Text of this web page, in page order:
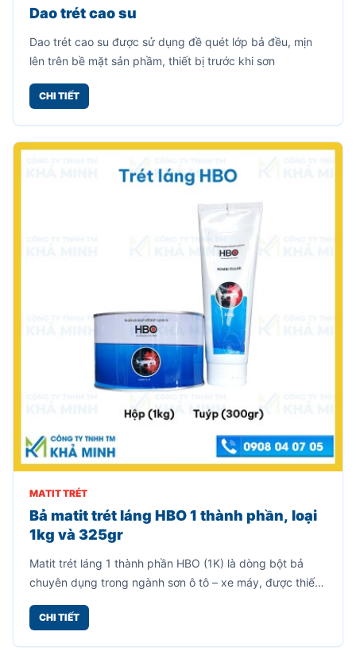
Dao trét cao su
Dao trét cao su được sử dụng đề quét lớp bả đều, mịn
lên trên bề mặt sản phầm, thiết bị trước khi sơn
CHI TIẾT
MATIT TRÉT
Bả matit trét láng HBO 1 thành phần, loại
1kg và 325gr
Matit trét láng 1 thành phần HBO (1K) là dòng bột bả
chuyên dụng trong ngành sơn ô tô – xe máy, được thiết
kế để làm mịn bề mặt, che khuyết điểm nhỏ trước khi
sơn phủ hoàn thiện.
CHI TIẾT